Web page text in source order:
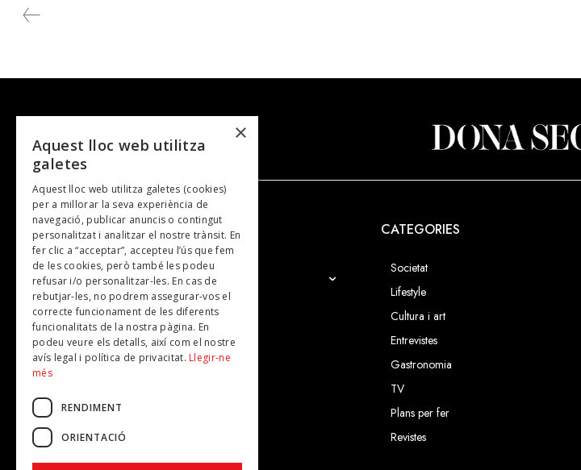
a la grada del pavelló de l'Aldosa.
NOSALTRES
El Grup
Contacte
Subscripcions
Publicitat
CATEGORIES
Societat
Lifestyle
Cultura i art
Entrevistes
Gastronomia
TV
Plans per fer
Revistes
×
Aquest lloc web utilitza
galetes
Aquest lloc web utilitza galetes (cookies)
per a millorar la seva experiència de
navegació, publicar anuncis o contingut
personalitzat i analitzar el nostre trànsit. En
fer clic a “acceptar”, accepteu l’ús que fem
de les cookies, però també les podeu
refusar i/o personalitzar-les. En cas de
rebutjar-les, no podrem assegurar-vos el
correcte funcionament de les diferents
funcionalitats de la nostra pàgina. En
podeu veure els detalls, així com el nostre
avís legal i política de privacitat. Llegir-ne
més
RENDIMENT
ORIENTACIÓ